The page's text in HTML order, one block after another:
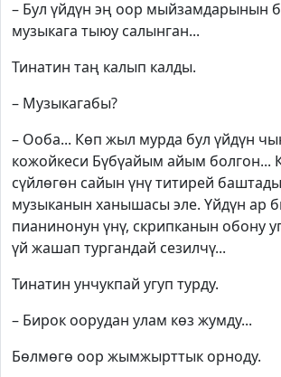
– Бул үйдүн эң оор мыйзамдарынын
музыкага тыюу салынган...
Тинатин таң калып калды.
– Музыкагабы?
– Ооба... Көп жыл мурда бул үйдүн
кожойкеси Бүбүайым айым болгон...
сүйлөгөн сайын үнү титирей
музыканын ханышасы эле. Үйдүн ар
пианинонун үнү, скрипканын обону
үй жашап тургандай сезилчү...
Тинатин унчукпай угуп турду.
– Бирок оорудан улам көз жумду...
Бөлмөгө оор жымжырттык орноду.